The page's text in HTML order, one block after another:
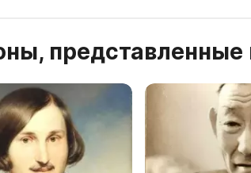
представленные